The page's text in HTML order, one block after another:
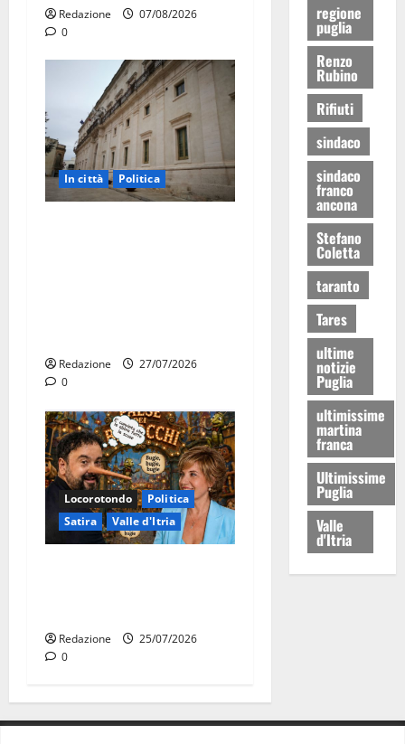
Redazione
07/08/2026
0
In città Politica
Redazione
27/07/2026
0
Locorotondo
Politica
Satira
Valle d'Itria
Redazione
25/07/2026
0
regione
puglia
Renzo
Rubino
Rifiuti
sindaco
sindaco
franco
ancona
Stefano
Coletta
taranto
Tares
ultime
notizie
Puglia
ultimissime
martina
franca
Ultimissime
Puglia
Valle
d'Itria